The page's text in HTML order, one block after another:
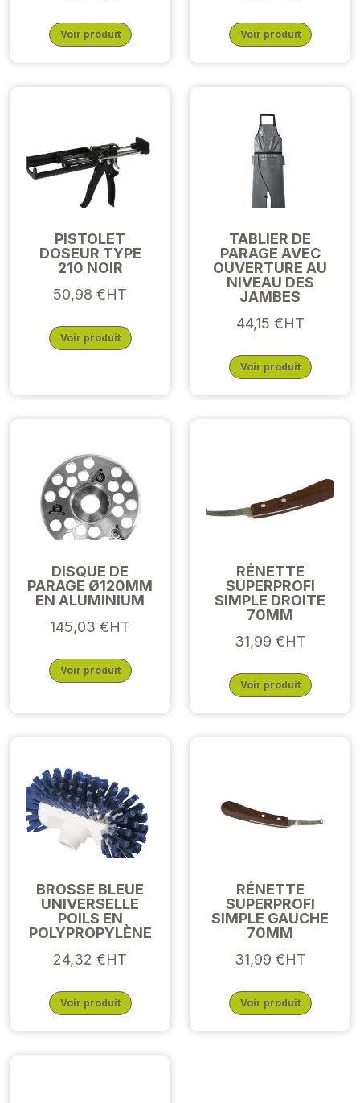
Voir produit Voir produit
PISTOLET
DOSEUR TYPE
210 NOIR
50,98 €HT
Voir produit
TABLIER DE
PARAGE AVEC
OUVERTURE AU
NIVEAU DES
JAMBES
44,15 €HT
Voir produit
DISQUE DE
PARAGE Ø120MM
EN ALUMINIUM
145,03 €HT
Voir produit
RÉNETTE
SUPERPROFI
SIMPLE DROITE
70MM
31,99 €HT
Voir produit
BROSSE BLEUE
UNIVERSELLE
POILS EN
POLYPROPYLÈNE
24,32 €HT
Voir produit
RÉNETTE
SUPERPROFI
SIMPLE GAUCHE
70MM
31,99 €HT
Voir produit